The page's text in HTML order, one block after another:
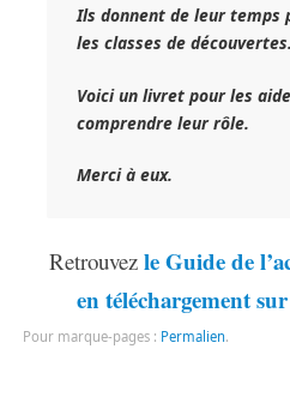
Ils donnent de leur temps
les classes de découvertes.
Voici un livret pour les
comprendre leur rôle.
Merci à eux.
Retrouvez le Guide de
en téléchargement
Pour marque-pages : Permalien.